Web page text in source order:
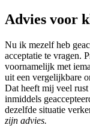
Advies voor
Nu ik mezelf heb
acceptatie te vragen.
voornamelijk met
uit een vergelijkbare
Dat heeft mij veel
inmiddels
dezelfde situatie
zijn advies.